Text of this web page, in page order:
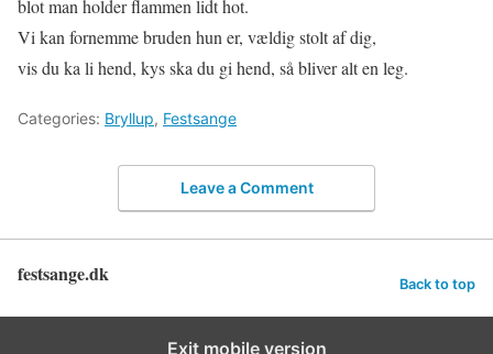
blot man holder flammen lidt hot.
Vi kan fornemme bruden hun er, vældig stolt af dig,
vis du ka li hend, kys ska du gi hend, så bliver alt en leg.
Categories: Bryllup, Festsange
Leave a Comment
festsange.dk Back to top
Exit mobile version